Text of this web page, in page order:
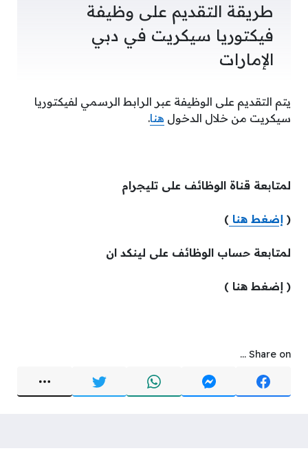
طريقة التقديم على وظيفة
فيكتوريا سيكريت في دبي
الإمارات
يتم التقديم على الوظيفة عبر الرابط الرسمي لفيكتوريا
سيكريت من خلال الدخول هنا.
لمتابعة قناة الوظائف على تليجرام
( إضغط هنا )
لمتابعة حساب الوظائف على لينكد ان
( إضغط هنا )
Share on ...